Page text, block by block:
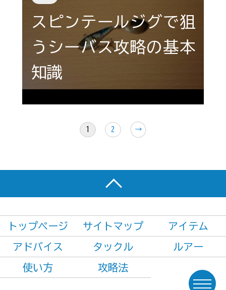
スピンテールジグで狙
うシーバス攻略の基本
知識
1 2 ↗
トップページ サイトマップ アイテム
アドバイス タックル ルアー
使い方 攻略法